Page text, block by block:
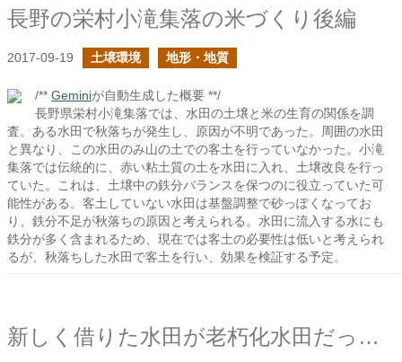
長野の栄村小滝集落の米づくり後編
2017-09-19 土壌環境 地形・地質
/** Geminiが自動生成した概要 **/
長野県栄村小滝集落では、水田の土壌と米の生育の関係を調
査。ある水田で秋落ちが発生し、原因が不明であった。周囲の水田
と異なり、この水田のみ山の土での客土を行っていなかった。小滝
集落では伝統的に、赤い粘土質の土を水田に入れ、土壌改良を行っ
ていた。これは、土壌中の鉄分バランスを保つのに役立っていた可
能性がある。客土していない水田は基盤調整で砂っぽくなってお
り、鉄分不足が秋落ちの原因と考えられる。水田に流入する水にも
鉄分が多く含まれるため、現在では客土の必要性は低いと考えられ
るが、秋落ちした水田で客土を行い、効果を検証する予定。
新しく借りた水田が老朽化水田だった時は